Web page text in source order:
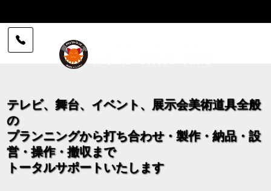
テレビ、舞台、イベント、展示会美術道具全般
の
プランニングから打ち合わせ・製作・納品・設
営・操作・撤収まで
トータルサポートいたします